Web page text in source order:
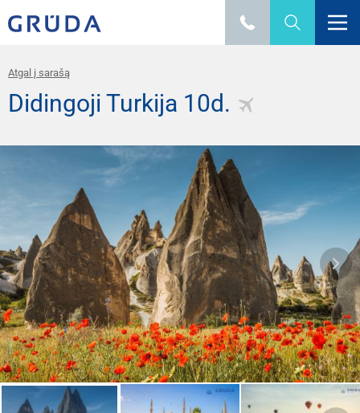
Atgal į sarašą
Didingoji Turkija 10d.